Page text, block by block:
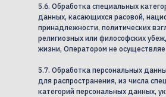
5.6. Обработка специальных
данных, касающихся расовой,
принадлежности, политических
религиозных или философских
жизни, Оператором не
5.7. Обработка персональных
для распространения, из числа
категорий персональных данных,